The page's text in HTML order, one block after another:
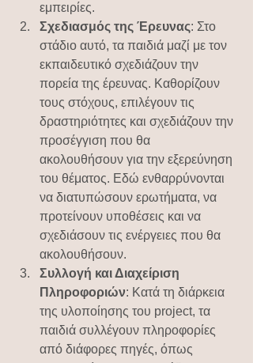
εμπειρίες.
Σχεδιασμός της Έρευνας: Στο
στάδιο αυτό, τα παιδιά μαζί με τον
εκπαιδευτικό σχεδιάζουν την
πορεία της έρευνας. Καθορίζουν
τους στόχους, επιλέγουν τις
δραστηριότητες και σχεδιάζουν την
προσέγγιση που θα
ακολουθήσουν για την εξερεύνηση
του θέματος. Εδώ ενθαρρύνονται
να διατυπώσουν ερωτήματα, να
προτείνουν υποθέσεις και να
σχεδιάσουν τις ενέργειες που θα
ακολουθήσουν.
Συλλογή και Διαχείριση
Πληροφοριών: Κατά τη διάρκεια
της υλοποίησης του project, τα
παιδιά συλλέγουν πληροφορίες
από διάφορες πηγές, όπως